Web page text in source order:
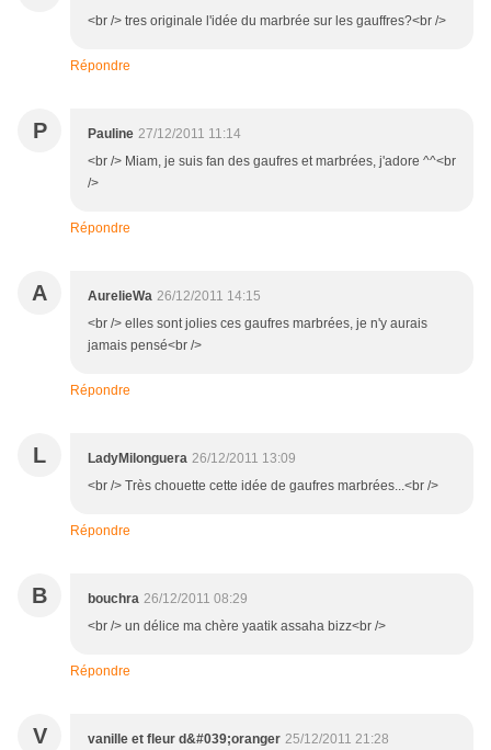
<br /> tres originale l'idée du marbrée sur les gauffres?<br />
Répondre
P Pauline 27/12/2011 11:14
<br /> Miam, je suis fan des gaufres et marbrées, j'adore ^^<br
/>
Répondre
A AurelieWa 26/12/2011 14:15
<br /> elles sont jolies ces gaufres marbrées, je n'y aurais
jamais pensé<br />
Répondre
L LadyMilonguera 26/12/2011 13:09
<br /> Très chouette cette idée de gaufres marbrées...<br />
Répondre
B bouchra 26/12/2011 08:29
<br /> un délice ma chère yaatik assaha bizz<br />
Répondre
V vanille et fleur d&#039;oranger 25/12/2011 21:28